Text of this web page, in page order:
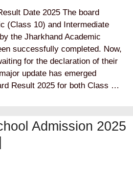
Date 2025 The board
(Class 10) and Intermediate
the Jharkhand Academic
successfully completed. Now,
for the declaration of their
update has emerged
Result 2025 for both Class …
Admission 2025